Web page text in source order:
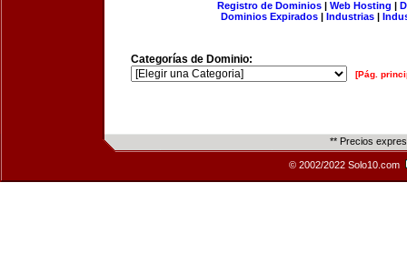
Registro de Dominios| Web Hosting |
Dominios Expirados | Industrias |
Categorías de Dominio:
[Pág.
** Precios
© 2002/2022 Solo10.com